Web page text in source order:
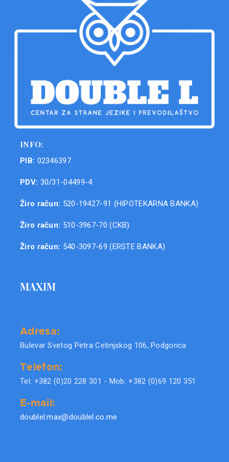
INFO:
PIB: 02346397
PDV: 30/31-04499-4
Žiro račun: 520-19427-91 (HIPOTEKARNA BANKA)
Žiro račun: 510-3967-70 (CKB)
Žiro račun: 540-3097-69 (ERSTE BANKA)
MAXIM
Adresa:
Bulevar Svetog Petra Cetinjskog 106, Podgorica
Telefon:
Tel: +382 (0)20 228 301 - Mob: +382 (0)69 120 351
E-mail:
doublel.max@doublel.co.me